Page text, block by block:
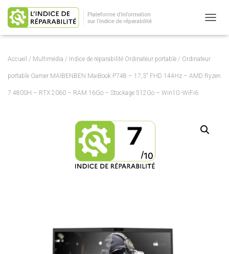
Accueil / Multimédia / Indice de réparabilité Ordinateur portable / Ordinateur
portable Gamer MAIBENBEN MaiBook P748 – 17,3″ FHD 144Hz – AMD Ryzen
7 4800H – RTX 2060 – RAM 16Go – Stockage 512Go – Win10 -WiFi6